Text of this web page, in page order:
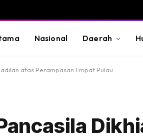
Nasional Daerah
atas Perampasan Empat Pulau